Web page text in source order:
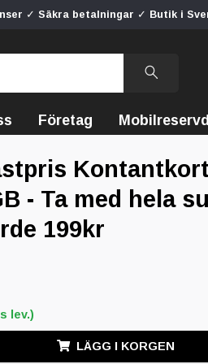
✓ Säkra betalningar ✓ Butik i
Företag
- Ta med hela
199kr
lev.)
LÄGG I KORGEN